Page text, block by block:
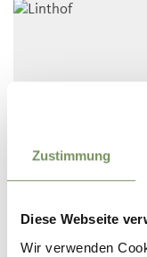
Zustimmung
Diese Webseite
Wir verwenden